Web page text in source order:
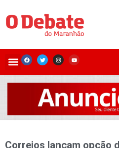
Correios lançam opção